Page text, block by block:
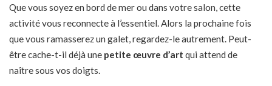
Que vous soyez en bord de mer ou dans votre salon, cette
activité vous reconnecte à l’essentiel. Alors la prochaine fois
que vous ramasserez un galet, regardez-le autrement. Peut-
être cache-t-il déjà une petite œuvre d’art qui attend de
naître sous vos doigts.